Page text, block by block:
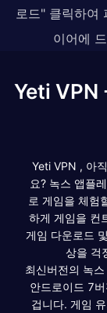
로드" 클릭하여
이어에
Yeti VPN
Yeti VPN , 아
요? 녹스 앱플
로 게임을 체험
하게 게임을 컨
게임 다운로드
상을 걱
최신버전의 녹
안드로이드 7
겁니다. 게임